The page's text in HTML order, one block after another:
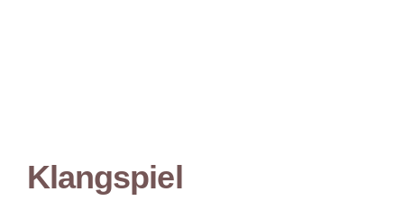
Klangspiel